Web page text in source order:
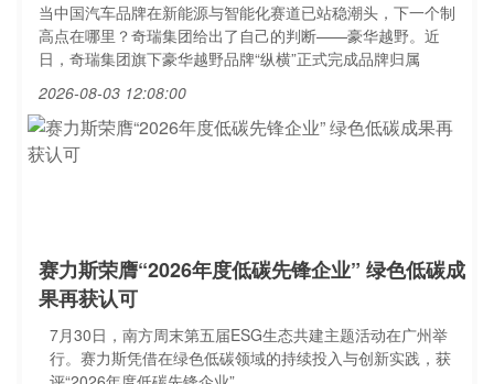
当中国汽车品牌在新能源与智能化赛道已站稳潮头，下一个制
高点在哪里？奇瑞集团给出了自己的判断——豪华越野。近
日，奇瑞集团旗下豪华越野品牌“纵横”正式完成品牌归属
2026-08-03 12:08:00
赛力斯荣膺“2026年度低碳先锋企业” 绿色低碳成
果再获认可
7月30日，南方周末第五届ESG生态共建主题活动在广州举
行。赛力斯凭借在绿色低碳领域的持续投入与创新实践，获